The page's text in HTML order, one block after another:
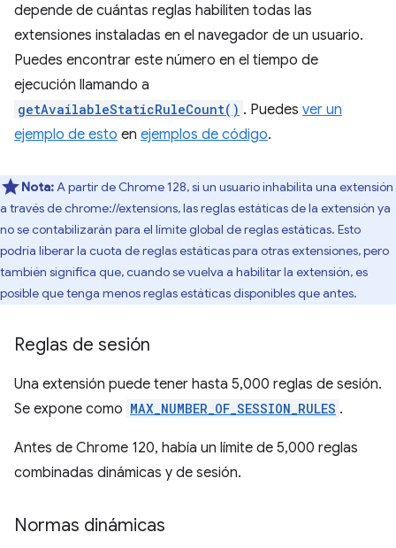
depende de cuántas reglas habiliten todas las
extensiones instaladas en el navegador de un usuario.
Puedes encontrar este número en el tiempo de
ejecución llamando a
getAvailableStaticRuleCount() . Puedes ver un
ejemplo de esto en ejemplos de código.
Nota:A partir de Chrome 128, si un usuario inhabilita una extensión
a través de chrome://extensions, las reglas estáticas de la extensión ya
no se contabilizarán para el límite global de reglas estáticas. Esto
podría liberar la cuota de reglas estáticas para otras extensiones, pero
también significa que, cuando se vuelva a habilitar la extensión, es
posible que tenga menos reglas estáticas disponibles que antes.
Reglas de sesión
Una extensión puede tener hasta 5,000 reglas de sesión.
Se expone como MAX_NUMBER_OF_SESSION_RULES .
Antes de Chrome 120, había un límite de 5,000 reglas
combinadas dinámicas y de sesión.
Normas dinámicas